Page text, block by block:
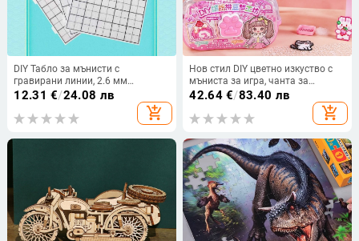
DIY Табло за мънисти с
гравирани линии, 2.6 мм
мънисти, пластмасово плоско
табло, образователна творческа
игра за деца 7–14 г.
12.31 €/24.08 лв
add_shopping_cart
Нов стил DIY цветно изкуство с
мъниста за игра, чанта за
съхранение, комплект ръчно
изработени материали и пълен
набор от инструменти
42.64€/83.40 лв
add_shopping_cart